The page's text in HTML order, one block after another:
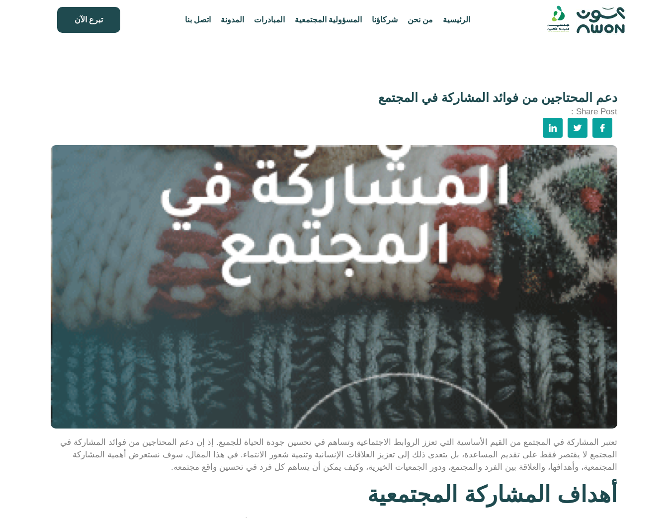
الرئيسية من نحن شركاؤنا المسؤولية المجتمعية المبادرات المدونة اتصل بنا تبرع الآن
دعم المحتاجين من فوائد المشاركة في المجتمع
Share Post :
تعتبر المشاركة في المجتمع من القيم الأساسية التي تعزز الروابط الاجتماعية وتساهم في تحسين جودة الحياة للجميع. إذ إن دعم المحتاجين من فوائد المشاركة في
المجتمع لا يقتصر فقط على تقديم المساعدة، بل يتعدى ذلك إلى تعزيز العلاقات الإنسانية وتنمية شعور الانتماء. في هذا المقال، سوف نستعرض أهمية المشاركة
المجتمعية، وأهدافها، والعلاقة بين الفرد والمجتمع، ودور الجمعيات الخيرية، وكيف يمكن أن يساهم كل فرد في تحسين واقع مجتمعه.
أهداف المشاركة المجتمعية